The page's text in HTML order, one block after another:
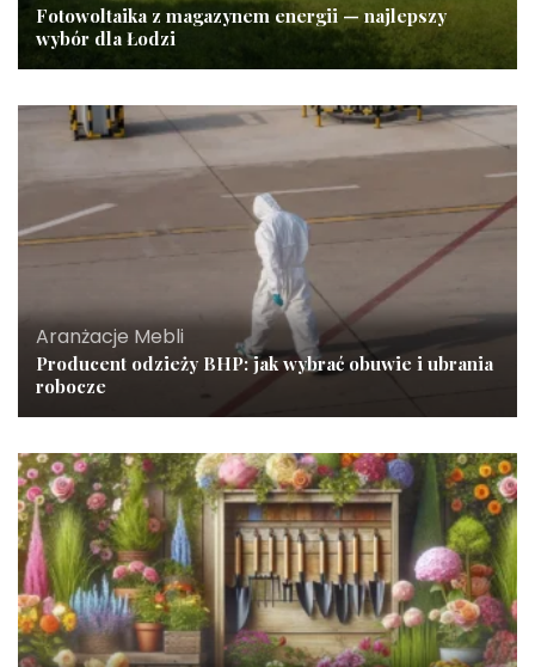
Fotowoltaika z magazynem energii — najlepszy
wybór dla Łodzi
Aranżacje Mebli
Producent odzieży BHP: jak wybrać obuwie i ubrania
robocze